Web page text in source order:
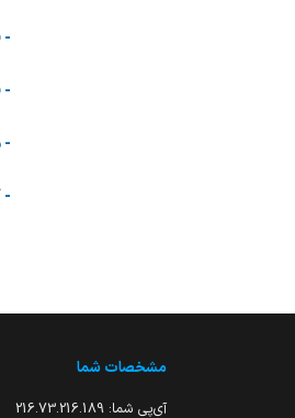
-
-
-
-
مشخصات شما
آی‌پی شما: 216.73.216.189